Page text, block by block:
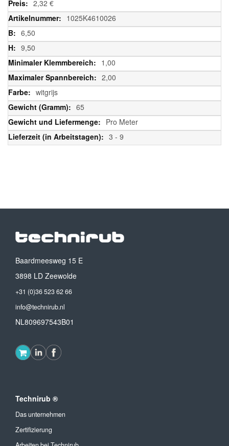
Informationen
2,32 €
1025K4610026
6,50
9,50
1,00
2,00
witgrijs
65
Pro Meter
3 - 9
Baardmeesweg 15 E
3898 LD Zeewolde
+31 (0)36 523 62 66
info@technirub.nl
NL809697543B01
Technirub ®
Das unternehmen
Zertifizierung